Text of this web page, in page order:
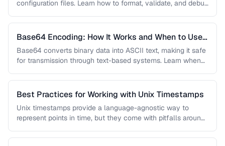
configuration files. Learn how to format, validate, and debug
Base64 Encoding: How It Works and When to Use
It
Base64 converts binary data into ASCII text, making it safe
for transmission through text-based systems. Learn when
Best Practices for Working with Unix Timestamps
Unix timestamps provide a language-agnostic way to
represent points in time, but they come with pitfalls around